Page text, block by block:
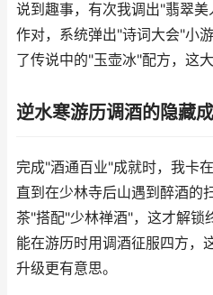
说到趣事，有次我调出"翡翠
作对，系统弹出"诗词大会"小
了传说中的"玉壶冰"配方，这
逆水寒游历调酒的隐藏
完成"酒通百业"成就时，我卡
直到在少林寺后山遇到醉酒的
茶"搭配"少林禅酒"，这才解锁
能在游历时用调酒征服四方，
升级更有意思。